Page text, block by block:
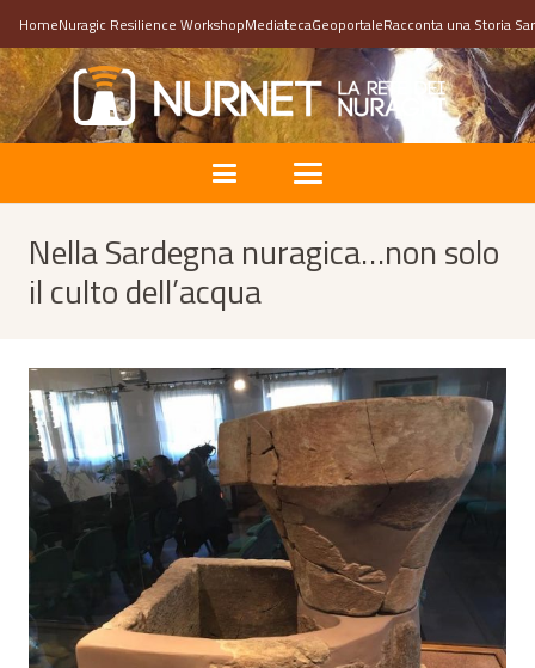
HomeNuragic Resilience WorkshopMediatecaGeoportaleRacconta una Storia
Nella Sardegna nuragica…non solo
il culto dell’acqua